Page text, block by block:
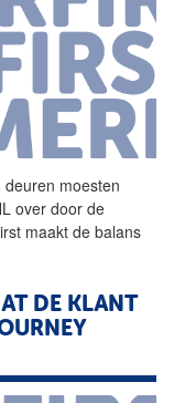
deuren moesten
over door de
maakt de balans
DE KLANT